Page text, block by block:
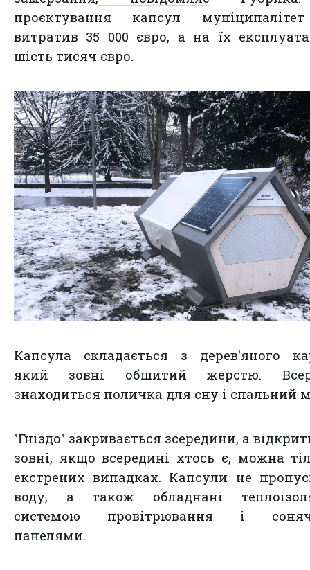
проєктування капсул
витратив 35 000 євро, а на їх
шість тисяч євро.
Капсула складається з дерев'яного
який зовні обшитий жерстю.
знаходиться поличка для сну і спальний
"Гніздо" закривається зсередини, а
зовні, якщо всередині хтось є, можна
екстрених випадках. Капсули не
воду, а також обладнані
системою провітрювання і
панелями.